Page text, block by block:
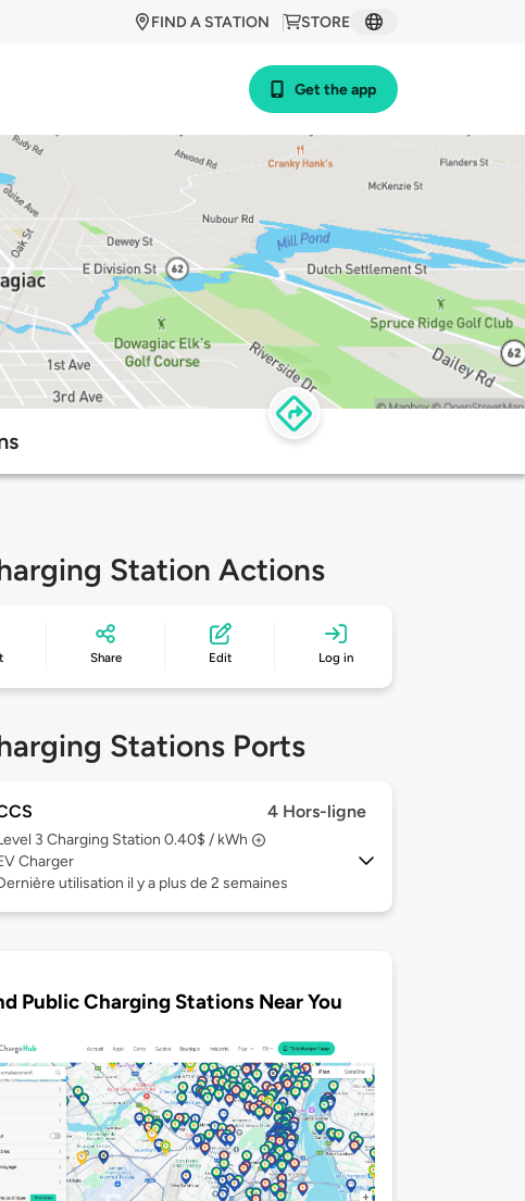
STORE
FIND A STATION
Get the app
Station Actions
Share Edit Log in
Stations Ports
4 Hors-ligne
3 Charging Station 0.40$ / kWh
Charger
utilisation il y a plus de 2 semaines
Public Charging Stations Near You